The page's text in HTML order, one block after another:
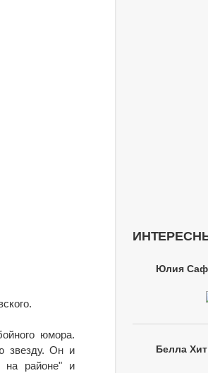
юмора.
звезду. Он и
на районе" и
Юлия
Белла